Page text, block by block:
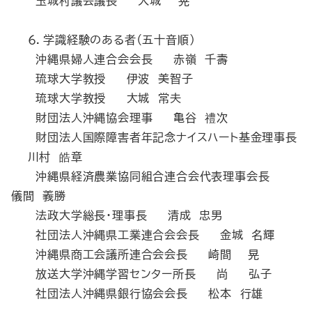
６．学識経験のある者（五十音順）
沖縄県婦人連合会会長 赤嶺 千壽
琉球大学教授 伊波 美智子
琉球大学教授 大城 常夫
財団法人沖縄協会理事 亀谷 禮次
財団法人国際障害者年記念ナイスハート基金理事長
川村 皓章
沖縄県経済農業協同組合連合会代表理事会長
儀間 義勝
法政大学総長・理事長 清成 忠男
社団法人沖縄県工業連合会会長 金城 名輝
沖縄県商工会議所連合会会長 崎間 晃
放送大学沖縄学習センター所長 尚 弘子
社団法人沖縄県銀行協会会長 松本 行雄